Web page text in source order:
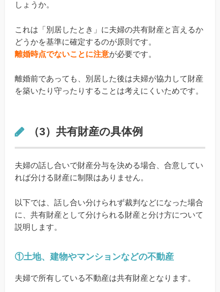
しょうか。
これは「別居したとき」に夫婦の共有財産と言えるか
どうかを基準に確定するのが原則です。
離婚時点でないことに注意が必要です。
離婚前であっても、別居した後は夫婦が協力して財産
を築いたり守ったりすることは考えにくいためです。
（3）共有財産の具体例
夫婦の話し合いで財産分与を決める場合、合意してい
れば分ける財産に制限はありません。
以下では、話し合い分けられず裁判などになった場合
に、共有財産として分けられる財産と分け方について
説明します。
①土地、建物やマンションなどの不動産
夫婦で所有している不動産は共有財産となります。